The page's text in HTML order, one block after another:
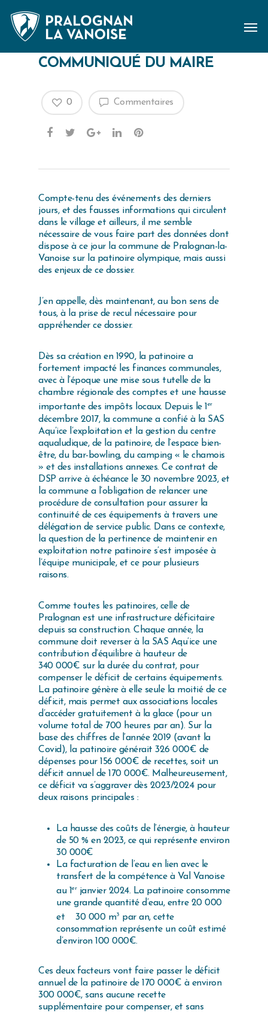
COMMUNIQUÉ DU MAIRE
Commentaires
0
Compte-tenu des événements des derniers
jours, et des fausses informations qui circulent
dans le village et ailleurs, il me semble
nécessaire de vous faire part des données dont
dispose à ce jour la commune de Pralognan-la-
Vanoise sur la patinoire olympique, mais aussi
des enjeux de ce dossier.
J’en appelle, dès maintenant, au bon sens de
tous, à la prise de recul nécessaire pour
appréhender ce dossier.
Dès sa création en 1990, la patinoire a
fortement impacté les finances communales,
avec à l’époque une mise sous tutelle de la
chambre régionale des comptes et une hausse
importante des impôts locaux. Depuis le 1er
décembre 2017, la commune a confié à la SAS
Aqu’ice l’exploitation et la gestion du centre
aqualudique, de la patinoire, de l’espace bien-
être, du bar-bowling, du camping « le chamois
» et des installations annexes. Ce contrat de
DSP arrive à échéance le 30 novembre 2023, et
la commune a l’obligation de relancer une
procédure de consultation pour assurer la
continuité de ces équipements à travers une
délégation de service public. Dans ce contexte,
la question de la pertinence de maintenir en
exploitation notre patinoire s’est imposée à
l’équipe municipale, et ce pour plusieurs
raisons.
Comme toutes les patinoires, celle de
Pralognan est une infrastructure déficitaire
depuis sa construction. Chaque année, la
commune doit reverser à la SAS Aqu’ice une
contribution d’équilibre à hauteur de
340 000€ sur la durée du contrat, pour
compenser le déficit de certains équipements.
La patinoire génère à elle seule la moitié de ce
déficit, mais permet aux associations locales
d’accéder gratuitement à la glace (pour un
volume total de 700 heures par an). Sur la
base des chiffres de l’année 2019 (avant la
Covid), la patinoire générait 326 000€ de
dépenses pour 156 000€ de recettes, soit un
déficit annuel de 170 000€. Malheureusement,
ce déficit va s’aggraver dès 2023/2024 pour
deux raisons principales :
La hausse des coûts de l’énergie, à hauteur
de 50 % en 2023, ce qui représente environ
30 000€
La facturation de l’eau en lien avec le
transfert de la compétence à Val Vanoise
au 1erjanvier 2024. La patinoire consomme
une grande quantité d’eau, entre 20 000
et 30 000 m3 par an, cette
consommation représente un coût estimé
d’environ 100 000€.
Ces deux facteurs vont faire passer le déficit
annuel de la patinoire de 170 000€ à environ
300 000€, sans aucune recette
supplémentaire pour compenser, et sans